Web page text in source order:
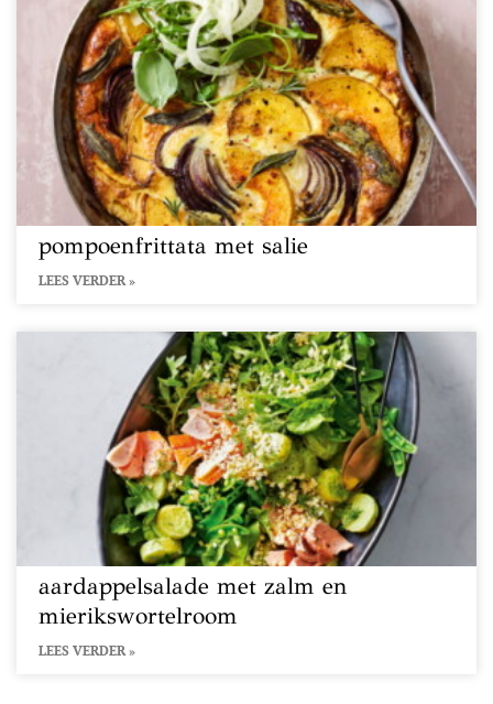
pompoenfrittata met salie
LEES VERDER »
aardappelsalade met zalm en
mierikswortelroom
LEES VERDER »